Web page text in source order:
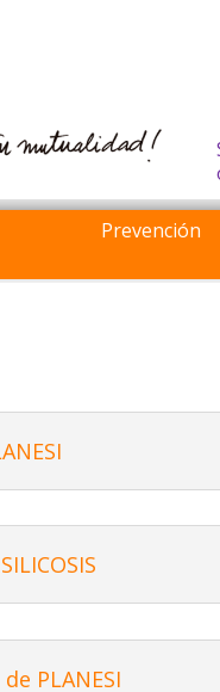
Prevención
PLANESI